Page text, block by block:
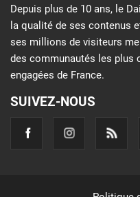
Depuis plus de 10 ans, le
la qualité de ses contenus
ses millions de visiteurs
des communautés les plus
engagées de France.
SUIVEZ-NOUS